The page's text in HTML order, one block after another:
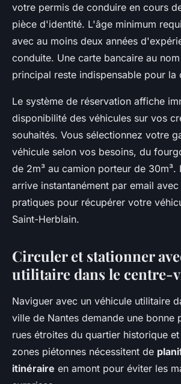
votre permis de conduire en cours
pièce d'identité. L'âge minimum
avec au moins deux années
conduite. Une carte bancaire au
principal reste indispensable pour la
Le système de réservation affiche
disponibilité des véhicules sur vos
souhaités. Vous sélectionnez votre
véhicule selon vos besoins, du
de 2m³ au camion porteur de 30m³.
arrive instantanément par email
pratiques pour récupérer votre
Saint-Herblain.
Circuler et stationner
utilitaire dans le centre-
Naviguer avec un véhicule utilitaire
ville de Nantes demande une bonne
rues étroites du quartier historique
zones piétonnes nécessitent de
itinéraire en amont pour éviter les